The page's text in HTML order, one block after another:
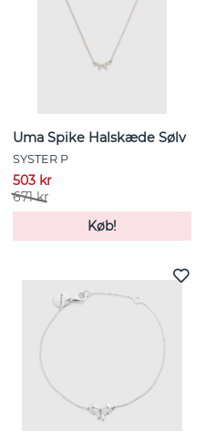
Uma Spike Halskæde Sølv
SYSTER P
503 kr
671 kr
Køb!